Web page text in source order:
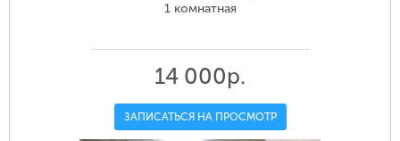
1 комнатная
14 000р.
ЗАПИСАТЬСЯ НА ПРОСМОТР